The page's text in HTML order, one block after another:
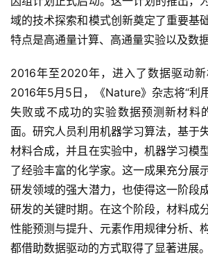
域的技术探索和模式创新奠定了重要基
特点是高通量计算、高通量实验以及数据
2016年至2020年，进入了数据驱动新
2016年5月5日，《Nature》杂志将“利
失败或不成功的实验数据预测新材料
面。研究人员利用机器学习算法，基于
材料合成，并且在实验中，机器学习模
了经验丰富的化学家。这一成果充分展
研发领域的强大潜力，也使得这一阶段
研发的关键时期。在这个阶段，材料成
性能预测与提升、元素作用规律分析、
都借助数据驱动的方式取得了显著进展。